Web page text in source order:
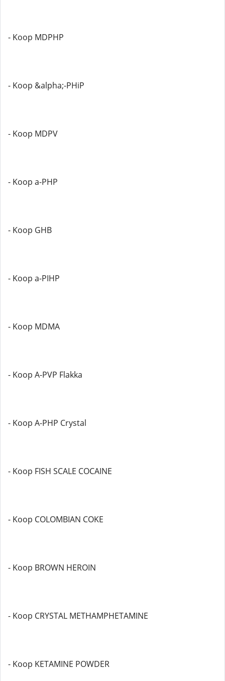
- Koop MDPHP
- Koop &alpha;-PHiP
- Koop MDPV
- Koop a-PHP
- Koop GHB
- Koop a-PIHP
- Koop MDMA
- Koop A-PVP Flakka
- Koop A-PHP Crystal
- Koop FISH SCALE COCAINE
- Koop COLOMBIAN COKE
- Koop BROWN HEROIN
- Koop CRYSTAL METHAMPHETAMINE
- Koop KETAMINE POWDER